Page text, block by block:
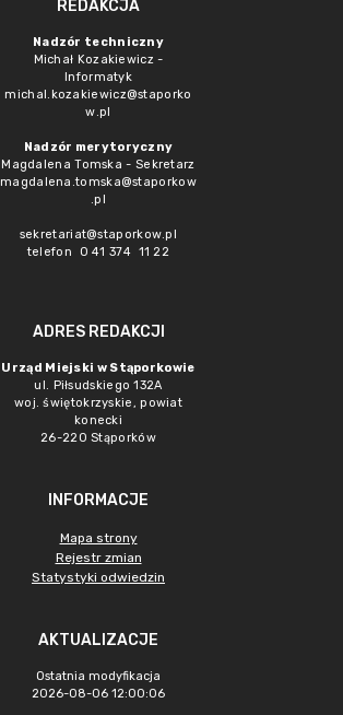
REDAKCJA
Nadzór techniczny
Michał Kozakiewicz -
Informatyk
michal.kozakiewicz@staporko
w.pl
Nadzór merytoryczny
Magdalena Tomska - Sekretarz
magdalena.tomska@staporkow
.pl
sekretariat@staporkow.pl
telefon 0 41 374 11 22
ADRES REDAKCJI
Urząd Miejski w Stąporkowie
ul. Piłsudskiego 132A
woj. świętokrzyskie, powiat
konecki
26-220 Stąporków
INFORMACJE
Mapa strony
Rejestr zmian
Statystyki odwiedzin
AKTUALIZACJE
Ostatnia modyfikacja
2026-08-06 12:00:06